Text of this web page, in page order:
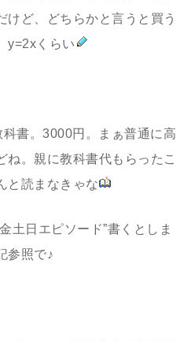
けど、どちらかと言うと買う
y=2xくらい
科書。3000円。まぁ普通に高
ね。親に教科書代もらったこ
と読まなきゃな
土日エピソード”書くとしま
参照で♪